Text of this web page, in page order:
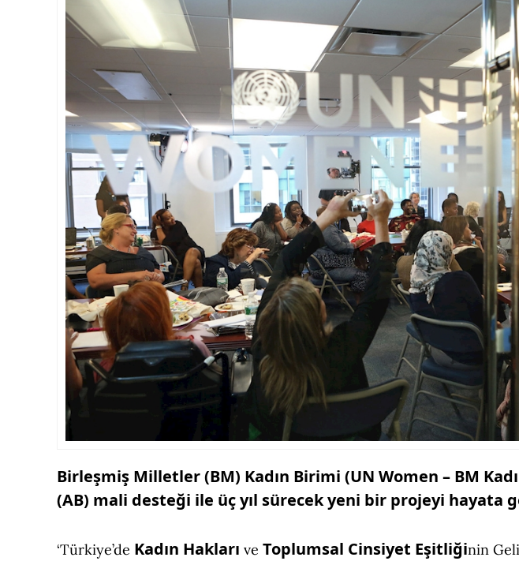
Birleşmiş Milletler (BM) Kadın Birimi (UN Women – BM
(AB) mali desteği ile üç yıl sürecek yeni bir projeyi hayata
‘Türkiye’de Kadın Hakları ve Toplumsal Cinsiyet Eşitliğinin